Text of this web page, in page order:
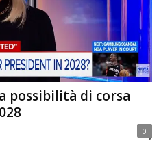
possibilità di corsa
0